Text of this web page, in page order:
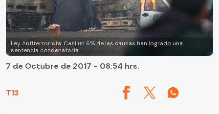
Ley Antiterrorista: Casi un 6% de las causas han logrado una
sentencia condenatoria
T13
7 de Octubre de 2017 - 08:54 hrs.